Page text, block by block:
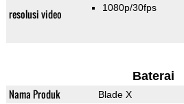
resolusi video 1080p/30fps
Baterai
Nama Produk Blade X